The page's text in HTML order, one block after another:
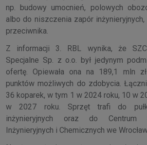
np. budowy umocnień, polowych
albo do niszczenia zapór
przeciwnika.
Z informacji 3. RBL wynika, że
Specjalne Sp. z o.o. był jedynym
ofertę. Opiewała ona na 189,1 mln
punktów możliwych do zdobycia.
36 koparek, w tym 1 w 2024 roku, 10 w
w 2027 roku. Sprzęt trafi do
inżynieryjnych oraz do Centrum
Inżynieryjnych i Chemicznych we